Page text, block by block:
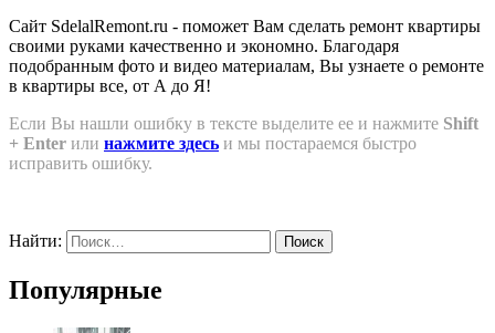
Сайт SdelalRemont.ru - поможет Вам сделать ремонт квартиры
своими руками качественно и экономно. Благодаря
подобранным фото и видео материалам, Вы узнаете о ремонте
в квартиры все, от А до Я!
Если Вы нашли ошибку в тексте выделите ее и нажмите Shift
+ Enter или нажмите здесь и мы постараемся быстро
исправить ошибку.
Найти:
Популярные